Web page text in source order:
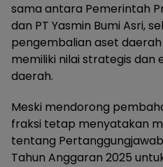
sama antara Pemerintah
dan PT Yasmin Bumi Asri,
pengembalian aset daerah
memiliki nilai strategis dan
daerah.
Meski mendorong
fraksi tetap menyatakan
tentang
Tahun Anggaran 2025